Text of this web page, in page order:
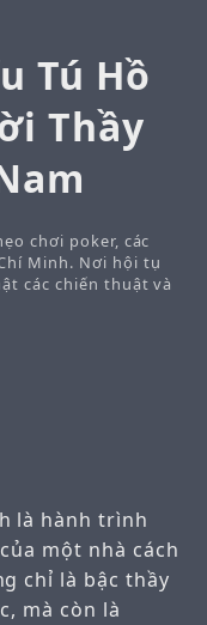
Tú Hồ
Thầy
chơi poker, các
Minh. Nơi hội tụ
các chiến thuật và
là hành trình
một nhà cách
chỉ là bậc thầy
mà còn là